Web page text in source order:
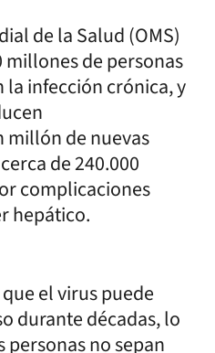
de la Salud (OMS)
millones de personas
infección crónica, y
de nuevas
de 240.000
complicaciones
hepático.
el virus puede
durante décadas, lo
personas no sepan